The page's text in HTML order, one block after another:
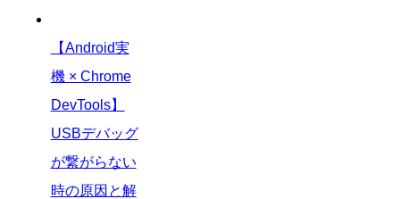
【Android実
機 × Chrome
DevTools】
USBデバッグ
が繋がらない
時の原因と解